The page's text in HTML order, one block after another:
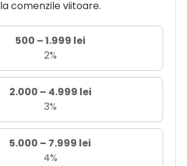
la comenzile viitoare.
500 – 1.999 lei
2%
2.000 – 4.999 lei
3%
5.000 – 7.999 lei
4%